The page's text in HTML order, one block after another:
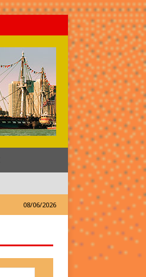
08/06/2026